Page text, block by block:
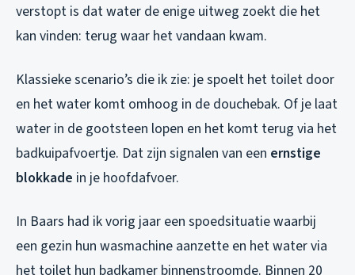
verstopt is dat water de enige uitweg zoekt die het
kan vinden: terug waar het vandaan kwam.
Klassieke scenario’s die ik zie: je spoelt het toilet door
en het water komt omhoog in de douchebak. Of je laat
water in de gootsteen lopen en het komt terug via het
badkuipafvoertje. Dat zijn signalen van een ernstige
blokkade in je hoofdafvoer.
In Baars had ik vorig jaar een spoedsituatie waarbij
een gezin hun wasmachine aanzette en het water via
het toilet hun badkamer binnenstroomde. Binnen 20